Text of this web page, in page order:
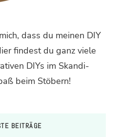
dass du meinen DIY
findest du ganz viele
DIYs im Skandi-
beim Stöbern!
BEITRÄGE